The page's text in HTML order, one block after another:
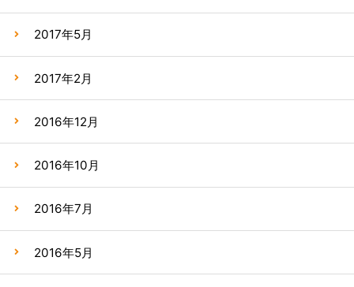
2017年5月
2017年2月
2016年12月
2016年10月
2016年7月
2016年5月